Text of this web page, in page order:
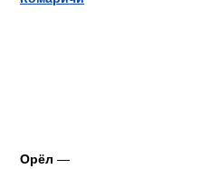
Орёл —